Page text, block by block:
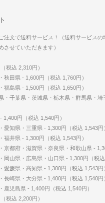
注文で送料サービス！（送料サービス
させていただきます）
税込 2,310円）
秋田県 - 1,600円（税込 1,760円）
福島県 - 1,500円（税込 1,650円）
・千葉県・茨城県・栃木県・群馬県・埼
1,400円（税込 1,540円）
愛知県・三重県 - 1,300円（税込 1,543円
福井県 - 1,300円（税込 1,543円）
京都府・滋賀県・奈良県・和歌山県 -
岡山県・広島県・山口県 - 1,300円（税込
愛媛県・高知県 - 1,300円（税込 1,543円
長崎県・大分県 - 1,400円（税込 1,540円
鹿児島県 - 1,400円（税込 1,540円）
税込 2,200円）